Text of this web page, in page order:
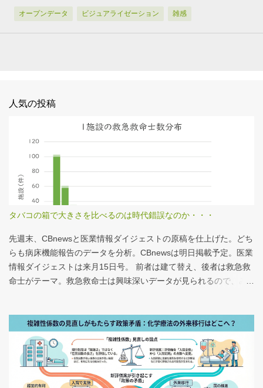
オープンデータ ビジュアライゼーション 雑感
人気の投稿
タバコの箱で大きさを比べるのは時代錯誤なのか・・・
先週末、CBnewsと医業情報ダイジェストの原稿を仕上げた。どち
らも病床機能報告のデータを分析。CBnewsは明日掲載予定。医業
情報ダイジェストは来月15日号。 前者は建て替え、後者は救急救
命士がテーマ。救急救命士は興味深いデータが見られるので、み
は、医業情報ダイジェストの記事をお読みください！なのだが、
分析結果の一例は下のグラフ。 病床機能報告（2023年度報告）を
基に作成 ※救急救命士の人数は常勤・非常勤（常勤換算）の合
計。人数が0人の施設は集計に含まない この施設は何人いるんだろ
う？、あの施設は何人だろう？と見てみるだけでも十分興味深い